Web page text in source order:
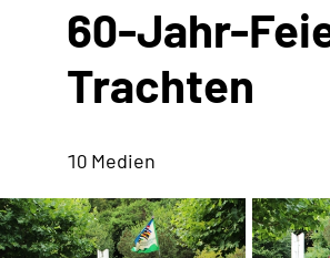
60-Jahr-
Trachten
10 Medien